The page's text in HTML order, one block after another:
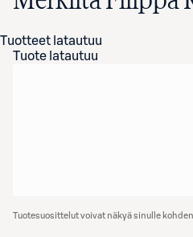
Tuotteet latautuu
Tuote latautuu
Tuotesuosittelut voivat näkyä sinulle